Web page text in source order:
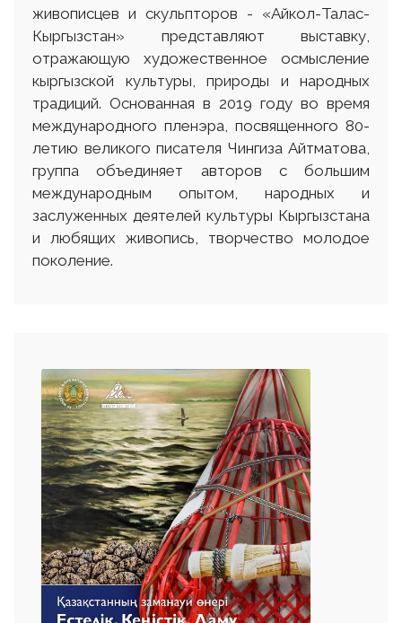
живописцев и скульпторов - «Айкол-Талас-
Кыргызстан» представляют выставку,
отражающую художественное осмысление
кыргызской культуры, природы и народных
традиций. Основанная в 2019 году во время
международного пленэра, посвященного 80-
летию великого писателя Чингиза Айтматова,
группа объединяет авторов с большим
международным опытом, народных и
заслуженных деятелей культуры Кыргызстана
и любящих живопись, творчество молодое
поколение.